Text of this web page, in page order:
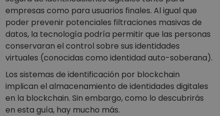
empresas como para usuarios finales. Al igual que
poder prevenir potenciales filtraciones masivas de
datos, la tecnología podría permitir que las personas
conservaran el control sobre sus identidades
virtuales (conocidas como identidad auto-soberana).
Los sistemas de identificación por blockchain
implican el almacenamiento de identidades digitales
en la blockchain. Sin embargo, como lo descubrirás
en esta guía, hay mucho más.